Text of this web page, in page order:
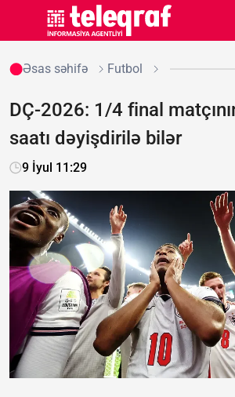
Əsas səhifə Futbol
DÇ-2026: 1/4 final
saatı dəyişdirilə bilər
9 İyul 11:29